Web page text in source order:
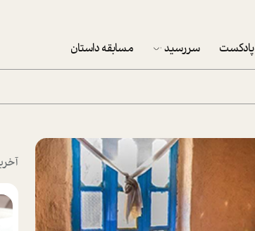
پادکست سررسید
پکيج نوروزي موفقيت
تقویم رومیزی
تقویم دیواری
مسابقه داستان